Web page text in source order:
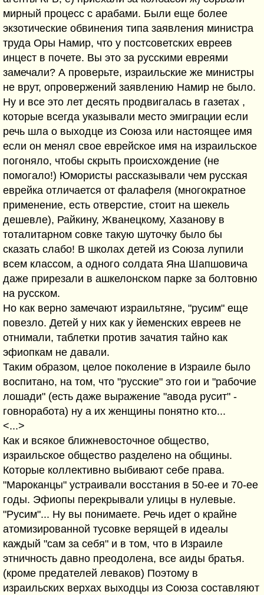
мирный процесс с арабами. Были еще более
экзотические обвинения типа заявления министра
труда Оры Намир, что у постсоветских евреев
инцест в почете. Вы это за русскими евреями
замечали? А проверьте, израильские же министры
не врут, опровержений заявлению Намир не было.
Ну и все это лет десять продвигалась в газетах ,
которые всегда указывали место эмиграции если
речь шла о выходце из Союза или настоящее имя
если он менял свое еврейское имя на израильское
погоняло, чтобы скрыть происхождение (не
помогало!) Юмористы рассказывали чем русская
еврейка отличается от фалафеля (многократное
применение, есть отверстие, стоит на шекель
дешевле), Райкину, Жванецкому, Хазанову в
тоталитарном совке такую шуточку было бы
сказать слабо! В школах детей из Союза лупили
всем классом, а одного солдата Яна Шапшовича
даже прирезали в ашкелонском парке за болтовню
на русском.
Но как верно замечают израильтяне, "русим" еще
повезло. Детей у них как у йеменских евреев не
отнимали, таблетки против зачатия тайно как
эфиопкам не давали.
Таким образом, целое поколение в Израиле было
воспитано, на том, что "русские" это гои и "рабочие
лошади" (есть даже выражение "авода русит" -
говноработа) ну а их женщины понятно кто...
<...>
Как и всякое ближневосточное общество,
израильское общество разделено на общины.
Которые коллективно выбивают себе права.
"Мароканцы" устраивали восстания в 50-ее и 70-ее
годы. Эфиопы перекрывали улицы в нулевые.
"Русим"... Ну вы понимаете. Речь идет о крайне
атомизированной тусовке верящей в идеалы
каждый "сам за себя" и в том, что в Израиле
этничность давно преодолена, все аиды братья.
(кроме предателей леваков) Поэтому в
израильских верхах выходцы из Союза составляют